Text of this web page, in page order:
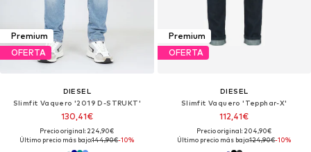
Premium
OFERTA
DIESEL
Slimfit Vaquero '2019 D-STRUKT'
130,41€
Precio original: 224,90€
Último precio más bajo:144,90€-10%
Premium
OFERTA
DIESEL
Slimfit Vaquero 'Tepphar-X'
112,41€
Precio original: 204,90€
Último precio más bajo:124,90€-10%